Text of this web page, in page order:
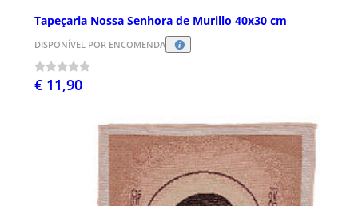
Tapeçaria Nossa Senhora de Murillo 40x30 cm
DISPONÍVEL POR ENCOMENDA
€ 11,90